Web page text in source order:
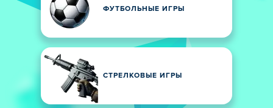
ФУТБОЛЬНЫЕ ИГРЫ
СТРЕЛКОВЫЕ ИГРЫ